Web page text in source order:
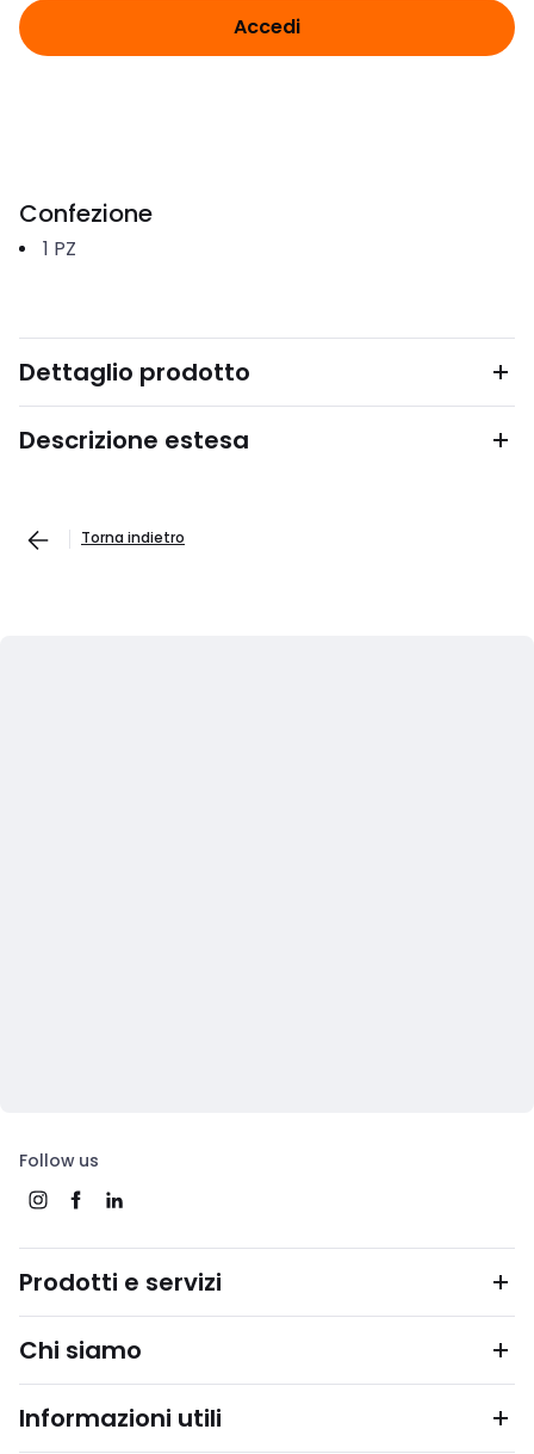
Accedi
Confezione
1 PZ
Dettaglio prodotto
Descrizione estesa
Torna indietro
Follow us
Prodotti e servizi
Chi siamo
Informazioni utili